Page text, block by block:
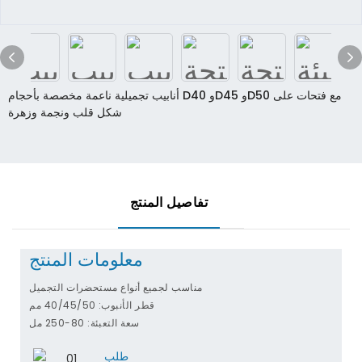
أنابيب تجميلية ناعمة مخصصة بأحجام D40 وD45 وD50 مع فتحات على
شكل قلب ونجمة وزهرة
تفاصيل المنتج
معلومات المنتج
مناسب لجميع أنواع مستحضرات التجميل
قطر الأنبوب: 40/45/50 مم
سعة التعبئة: 80-250 مل
طلب